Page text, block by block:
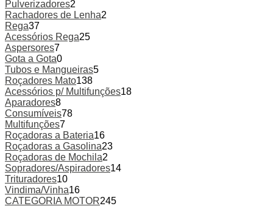
Pulverizadores2
Rachadores de Lenha2
Rega37
Acessórios Rega25
Aspersores7
Gota a Gota0
Tubos e Mangueiras5
Roçadores Mato138
Acessórios p/ Multifunções18
Aparadores8
Consumíveis78
Multifunções7
Roçadoras a Bateria16
Roçadoras a Gasolina23
Roçadoras de Mochila2
Sopradores/Aspiradores14
Trituradores10
Vindima/Vinha16
CATEGORIA MOTOR245